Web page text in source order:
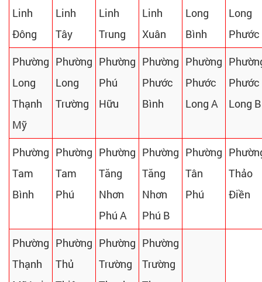
Linh
Đông
Linh
Tây
Linh
Trung
Linh
Xuân
Long
Bình
Long
Phước
Phường
Long
Thạnh
Mỹ
Phường
Long
Trường
Phường
Phú
Hữu
Phường
Phước
Bình
Phường
Phước
Long A
Phước
Long B
Phường
Tam
Bình
Phường
Tam
Phú
Phường
Tăng
Nhơn
Phú A
Phường
Tăng
Nhơn
Phú B
Phường
Tân
Phú
Thảo
Điền
Phường
Thạnh
Phường
Thủ
Phường
Trường
Phường
Trường